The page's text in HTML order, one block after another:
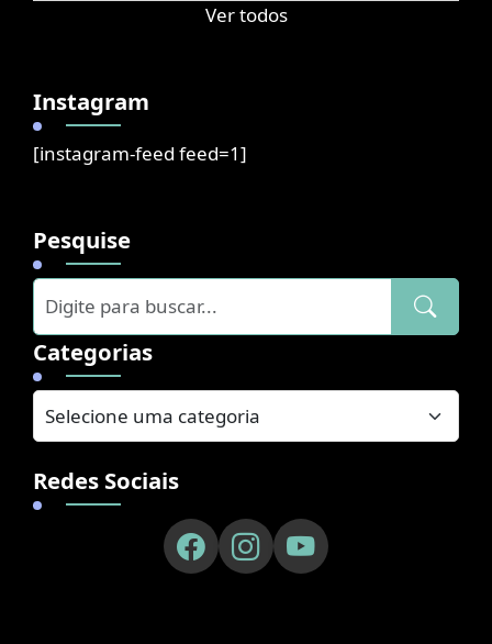
Ver todos
Instagram
[instagram-feed feed=1]
Pesquise
Categorias
Redes Sociais